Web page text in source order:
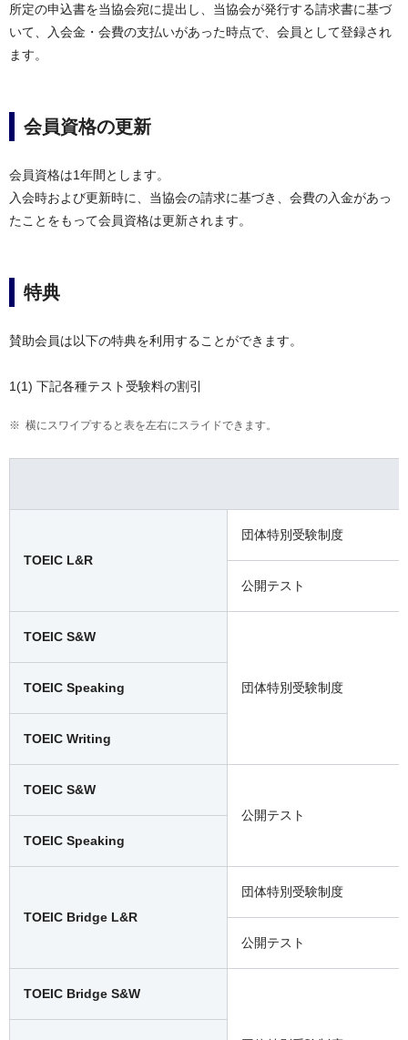
所定の申込書を当協会宛に提出し、当協会が発行する請求書に基づ
いて、入会金・会費の支払いがあった時点で、会員として登録され
ます。
会員資格の更新
会員資格は1年間とします。
入会時および更新時に、当協会の請求に基づき、会費の入金があっ
たことをもって会員資格は更新されます。
特典
賛助会員は以下の特典を利用することができます。
1(1) 下記各種テスト受験料の割引
横にスワイプすると表を左右にスライドできます。
TOEIC L&R
団体特別受験制度
公開テスト
TOEIC S&W
団体特別受験制度
TOEIC Speaking
TOEIC Writing
TOEIC S&W
公開テスト
TOEIC Speaking
TOEIC Bridge L&R
団体特別受験制度
公開テスト
TOEIC Bridge S&W